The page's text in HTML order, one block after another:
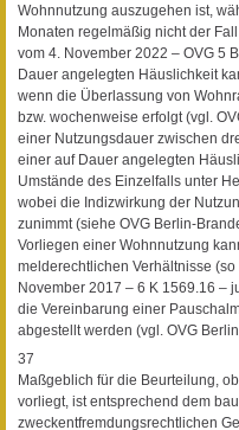
Wohnnutzung auszugehen ist,
Monaten regelmäßig nicht der
vom 4. November 2022 – OVG 5
Dauer angelegten Häuslichkeit
wenn die Überlassung von
bzw. wochenweise erfolgt (vgl.
einer Nutzungsdauer zwischen
einer auf Dauer angelegten
Umstände des Einzelfalls unter
wobei die Indizwirkung der
zunimmt (siehe OVG Berlin-
Vorliegen einer Wohnnutzung
melderechtlichen Verhältnisse
November 2017 – 6 K 1569.16 –
die Vereinbarung einer
abgestellt werden (vgl. OVG
37
Maßgeblich für die Beurteilung,
vorliegt, ist entsprechend dem
zweckentfremdungsrechtlichen